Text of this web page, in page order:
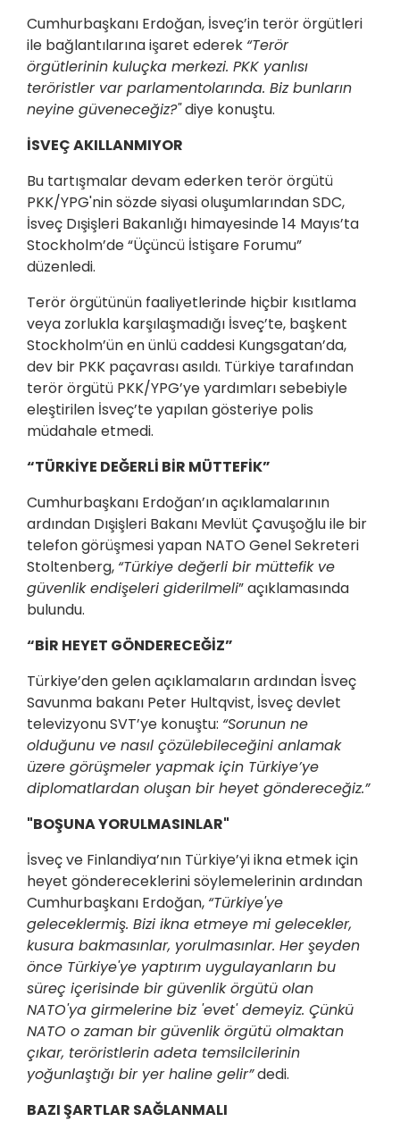
Cumhurbaşkanı Erdoğan, İsveç’in terör örgütleri
ile bağlantılarına işaret ederek “Terör
örgütlerinin kuluçka merkezi. PKK yanlısı
teröristler var parlamentolarında. Biz bunların
neyine güveneceğiz?"diye konuştu.
İSVEÇ AKILLANMIYOR
Bu tartışmalar devam ederken terör örgütü
PKK/YPG'nin sözde siyasi oluşumlarından SDC,
İsveç Dışişleri Bakanlığı himayesinde 14 Mayıs’ta
Stockholm’de “Üçüncü İstişare Forumu”
düzenledi.
Terör örgütünün faaliyetlerinde hiçbir kısıtlama
veya zorlukla karşılaşmadığı İsveç’te, başkent
Stockholm’ün en ünlü caddesi Kungsgatan’da,
dev bir PKK paçavrası asıldı. Türkiye tarafından
terör örgütü PKK/YPG’ye yardımları sebebiyle
eleştirilen İsveç’te yapılan gösteriye polis
müdahale etmedi.
“TÜRKİYE DEĞERLİ BİR MÜTTEFİK”
Cumhurbaşkanı Erdoğan’ın açıklamalarının
ardından Dışişleri Bakanı Mevlüt Çavuşoğlu ile bir
telefon görüşmesi yapan NATO Genel Sekreteri
Stoltenberg, “Türkiye değerli bir müttefik ve
güvenlik endişeleri giderilmeli” açıklamasında
bulundu.
“BİR HEYET GÖNDERECEĞİZ”
Türkiye’den gelen açıklamaların ardından İsveç
Savunma bakanı Peter Hultqvist, İsveç devlet
televizyonu SVT’ye konuştu: “Sorunun ne
olduğunu ve nasıl çözülebileceğini anlamak
üzere görüşmeler yapmak için Türkiye’ye
diplomatlardan oluşan bir heyet göndereceğiz.”
"BOŞUNA YORULMASINLAR"
İsveç ve Finlandiya’nın Türkiye’yi ikna etmek için
heyet göndereceklerini söylemelerinin ardından
Cumhurbaşkanı Erdoğan, “Türkiye'ye
geleceklermiş. Bizi ikna etmeye mi gelecekler,
kusura bakmasınlar, yorulmasınlar. Her şeyden
önce Türkiye'ye yaptırım uygulayanların bu
süreç içerisinde bir güvenlik örgütü olan
NATO'ya girmelerine biz 'evet' demeyiz. Çünkü
NATO o zaman bir güvenlik örgütü olmaktan
çıkar, teröristlerin adeta temsilcilerinin
yoğunlaştığı bir yer haline gelir”dedi.
BAZI ŞARTLAR SAĞLANMALI